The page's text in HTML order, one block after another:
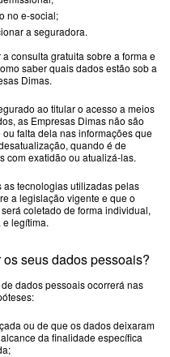
no e-social;
a seguradora.
consulta gratuita sobre a forma e
saber quais dados estão sob a
Dimas.
ao titular o acesso a meios
as Empresas Dimas não são
falta dela nas informações que
quando é de
com exatidão ou atualizá-las.
as tecnologias utilizadas pelas
a legislação vigente e que o
coletado de forma individual,
legítima.
seus dados pessoais?
dados pessoais ocorrerá nas
ou de que os dados deixaram
da finalidade específica